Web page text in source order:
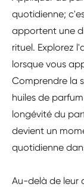
quotidienne;
apportent une
rituel. Explorez
lorsque vous
Comprendre la
huiles de
longévité du
devient un
quotidienne
Au-delà de leur